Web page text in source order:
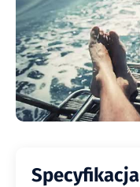
Specyfikacja